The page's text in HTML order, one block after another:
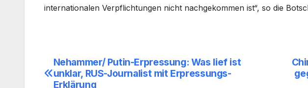
internationalen Verpflichtungen nicht nachgekommen ist“, so die
Beitragsnavigation
Nehammer/ Putin-Erpressung: Was lief ist
unklar, RUS-Journalist mit Erpressungs-
Erklärung